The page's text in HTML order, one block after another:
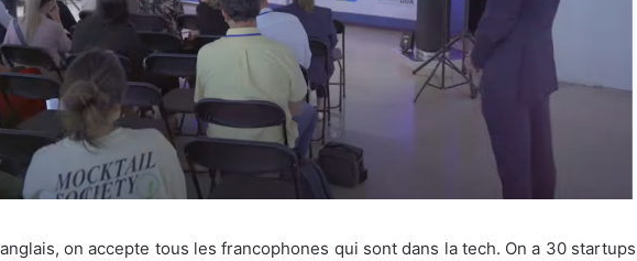
anglais, on accepte tous les francophones qui sont dans la tech. On a 30 startups